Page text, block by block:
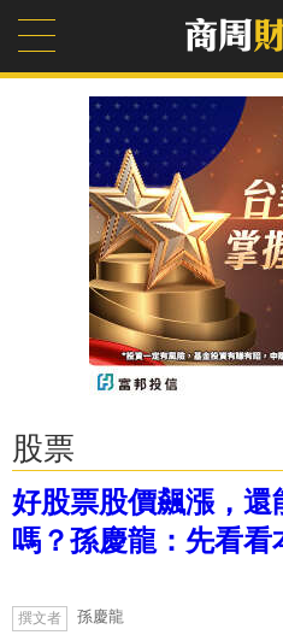
股票
好股票股價飆漲，還
嗎？孫慶龍：先看看
撰文者 孫慶龍